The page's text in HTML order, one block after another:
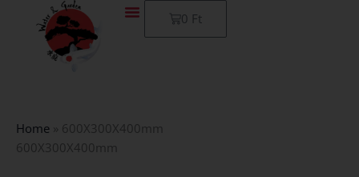
0 Ft
Kosár
Home
600X300X400mm
600X300X400mm